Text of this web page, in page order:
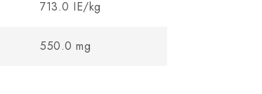
713.0 IE/kg
550.0 mg